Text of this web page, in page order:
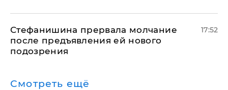
Стефанишина прервала молчание
после предъявления ей нового
подозрения
17:52
Смотреть ещё